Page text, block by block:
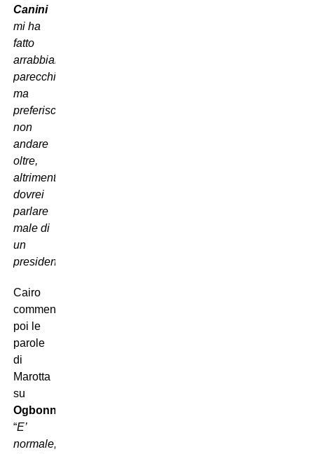
Canini
mi ha
fatto
arrabbiare
parecchio,
ma
preferisco
non
andare
oltre,
altrimenti
dovrei
parlare
male di
un
presidente
Cairo
commenta
poi le
parole
di
Marotta
su
Ogbonna
“E’
normale,